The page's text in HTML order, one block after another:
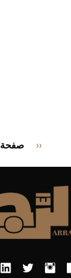
Previous
‹‹ صفحة 2